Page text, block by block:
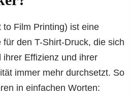
Film Printing) ist eine
den T-Shirt-Druck, die sich
Effizienz und ihrer
immer mehr durchsetzt. So
in einfachen Worten: